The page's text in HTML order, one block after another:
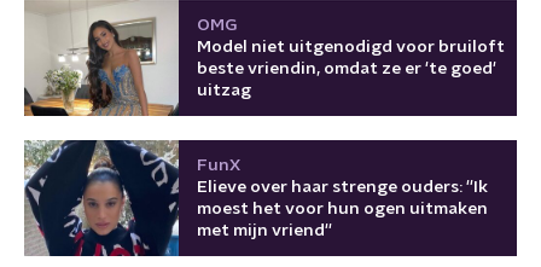
OMG
Model niet uitgenodigd voor bruiloft
beste vriendin, omdat ze er 'te goed'
uitzag
FunX
Elieve over haar strenge ouders: ''Ik
moest het voor hun ogen uitmaken
met mijn vriend''